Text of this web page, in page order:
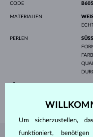
CODE
MATERIALIEN
PERLEN
Um sicherzustellen,
funktioniert,